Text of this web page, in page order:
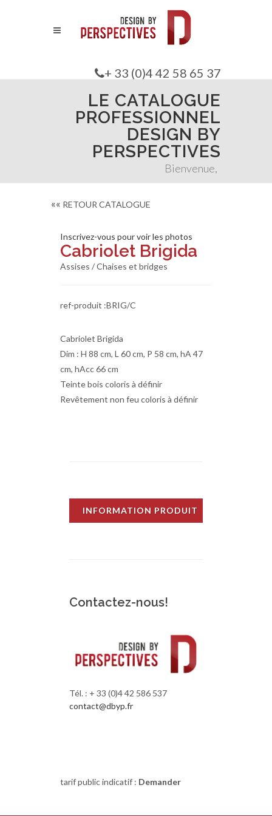
+ 33 (0)4 42 58 65 37
LE CATALOGUE
PROFESSIONNEL
DESIGN BY
PERSPECTIVES
Bienvenue,
«« RETOUR CATALOGUE
Inscrivez-vous pour voir les photos
Cabriolet Brigida
Assises / Chaises et bridges
ref-produit :BRIG/C
Cabriolet Brigida
Dim : H 88 cm, L 60 cm, P 58 cm, hA 47
cm, hAcc 66 cm
Teinte bois coloris à définir
Revêtement non feu coloris à définir
INFORMATION PRODUIT
Contactez-nous!
Tél. : + 33 (0)4 42 586 537
contact@dbyp.fr
tarif public indicatif : Demander